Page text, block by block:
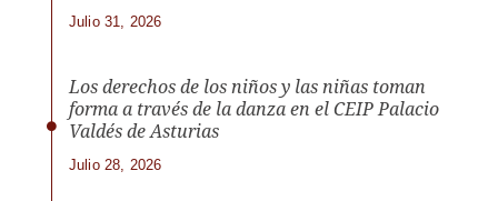
Julio 31, 2026
Los derechos de los niños y las niñas toman
forma a través de la danza en el CEIP Palacio
Valdés de Asturias
Julio 28, 2026